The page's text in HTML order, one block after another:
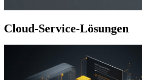
Cloud-Service-Lösungen